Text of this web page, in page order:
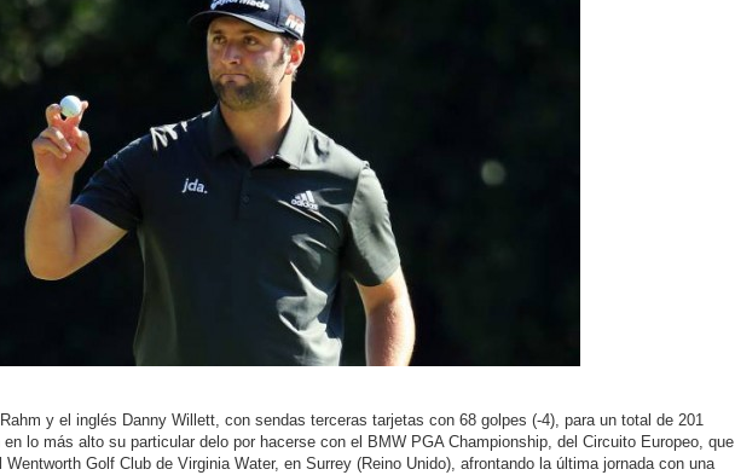
y el inglés Danny Willett, con sendas terceras tarjetas con 68 golpes (-4), para un total de 201
en lo más alto su particular delo por hacerse con el BMW PGA Championship, del Circuito Europeo, que
Golf Club de Virginia Water, en Surrey (Reino Unido), afrontando la última jornada con una